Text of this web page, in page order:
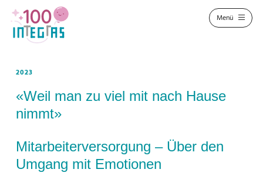
2023
«Weil man zu viel mit nach Hause
nimmt»
Mitarbeiterversorgung – Über den
Umgang mit Emotionen